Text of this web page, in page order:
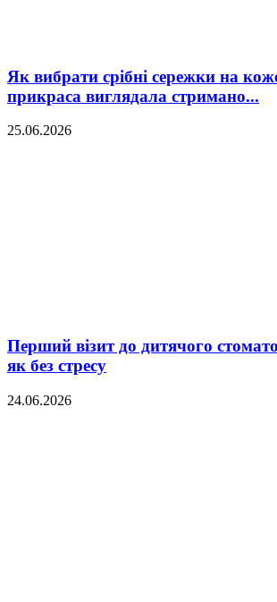
Як вибрати срібні сережки на
прикраса виглядала стримано...
25.06.2026
Перший візит до дитячого
як без стресу
24.06.2026